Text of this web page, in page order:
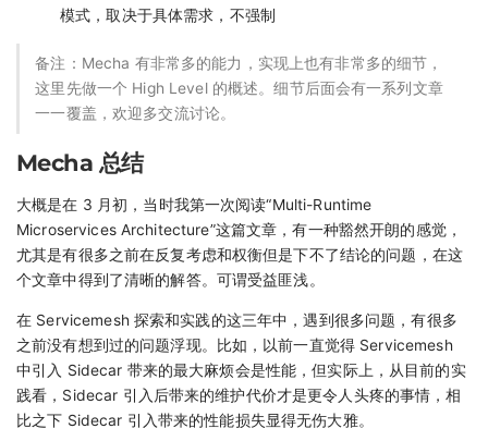
模式，取决于具体需求，不强制
备注：Mecha 有非常多的能力，实现上也有非常多的细节，
这里先做一个 High Level 的概述。细节后面会有一系列文章
一一覆盖，欢迎多交流讨论。
Mecha 总结
大概是在 3 月初，当时我第一次阅读“Multi-Runtime
Microservices Architecture”这篇文章，有一种豁然开朗的感觉，
尤其是有很多之前在反复考虑和权衡但是下不了结论的问题，在这
个文章中得到了清晰的解答。可谓受益匪浅。
在 Servicemesh 探索和实践的这三年中，遇到很多问题，有很多
之前没有想到过的问题浮现。比如，以前一直觉得 Servicemesh
中引入 Sidecar 带来的最大麻烦会是性能，但实际上，从目前的实
践看，Sidecar 引入后带来的维护代价才是更令人头疼的事情，相
比之下 Sidecar 引入带来的性能损失显得无伤大雅。